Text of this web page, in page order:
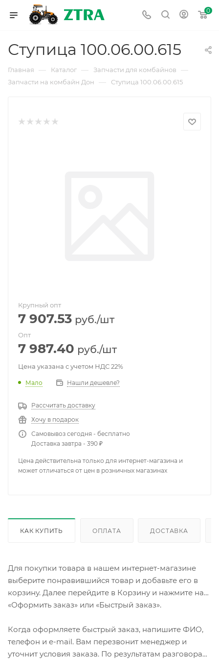
0
Ступица 100.06.00.615
Главная — Каталог — Запчасти для комбайнов —
Запчасти на комбайн Дон — Ступица 100.06.00.615
Крупный опт
7 907.53 руб./шт
Опт
7 987.40 руб./шт
Цена указана с учетом НДС 22%
Мало Нашли дешевле?
Рассчитать доставку
Хочу в подарок
Самовывоз сегодня - бесплатно
Доставка завтра - 390 ₽
Цена действительна только для интернет-магазина и
может отличаться от цен в розничных магазинах
КАК КУПИТЬ ОПЛАТА ДОСТАВКА
Для покупки товара в нашем интернет-магазине
выберите понравившийся товар и добавьте его в
корзину. Далее перейдите в Корзину и нажмите на
«Оформить заказ» или «Быстрый заказ».
Когда оформляете быстрый заказ, напишите ФИО,
телефон и e-mail. Вам перезвонит менеджер и
уточнит условия заказа. По результатам разговора